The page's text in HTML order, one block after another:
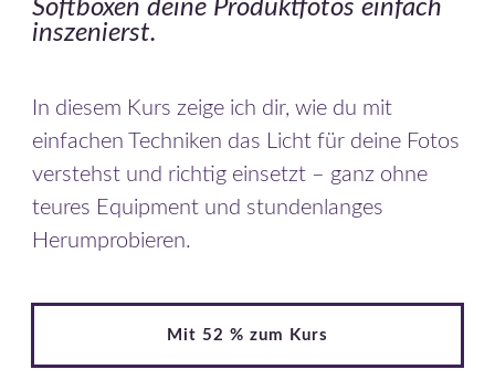
Softboxen deine Produktfotos einfach
inszenierst.
In diesem Kurs zeige ich dir, wie du mit
einfachen Techniken das Licht für deine Fotos
verstehst und richtig einsetzt – ganz ohne
teures Equipment und stundenlanges
Herumprobieren.
Mit 52 % zum Kurs